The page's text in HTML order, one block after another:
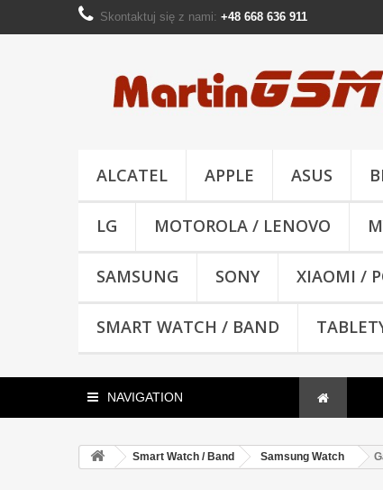
Skontaktuj się z nami: +48 668 636 911
ALCATEL APPLE ASUS
LG MOTOROLA / LENOVO
SAMSUNG SONY XIAOMI /
SMART WATCH / BAND
NAVIGATION
Smart Watch / Band Samsung Watch